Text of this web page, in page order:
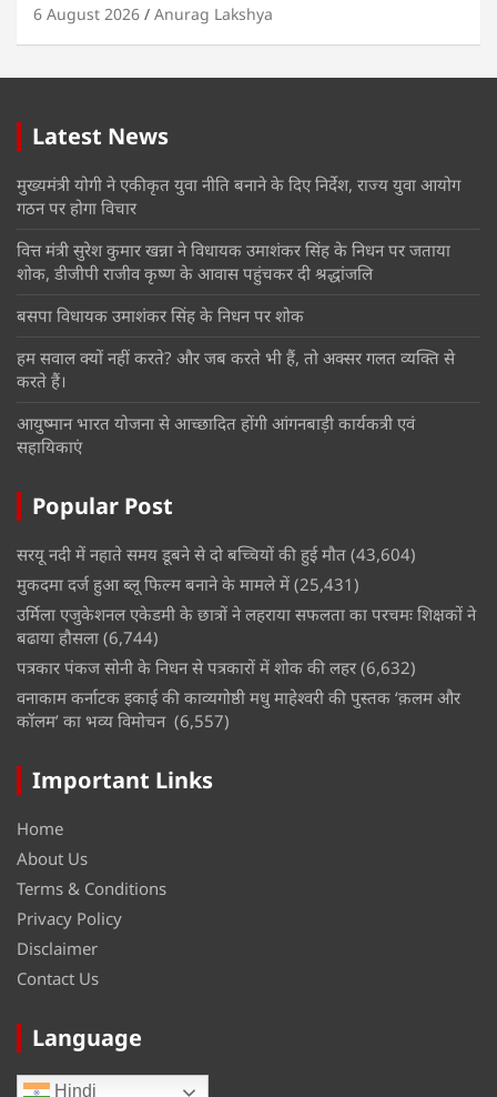
6 August 2026 Anurag Lakshya
Latest News
मुख्यमंत्री योगी ने एकीकृत युवा नीति बनाने के दिए निर्देश, राज्य युवा आयोग
गठन पर होगा विचार
वित्त मंत्री सुरेश कुमार खन्ना ने विधायक उमाशंकर सिंह के निधन पर जताया
शोक, डीजीपी राजीव कृष्ण के आवास पहुंचकर दी श्रद्धांजलि
बसपा विधायक उमाशंकर सिंह के निधन पर शोक
हम सवाल क्यों नहीं करते? और जब करते भी हैं, तो अक्सर गलत व्यक्ति से
करते हैं।
आयुष्मान भारत योजना से आच्छादित होंगी आंगनबाड़ी कार्यकत्री एवं
सहायिकाएं
Popular Post
सरयू नदी में नहाते समय डूबने से दो बच्चियों की हुई मौत (43,604)
मुकदमा दर्ज हुआ ब्लू फिल्म बनाने के मामले में (25,431)
उर्मिला एजुकेशनल एकेडमी के छात्रों ने लहराया सफलता का परचमः शिक्षकों ने
बढाया हौसला (6,744)
पत्रकार पंकज सोनी के निधन से पत्रकारों में शोक की लहर (6,632)
वनाकाम कर्नाटक इकाई की काव्यगोष्ठी मधु माहेश्वरी की पुस्तक ‘क़लम और
कॉलम’ का भव्य विमोचन (6,557)
Important Links
Home
About Us
Terms & Conditions
Privacy Policy
Disclaimer
Contact Us
Language
Hindi